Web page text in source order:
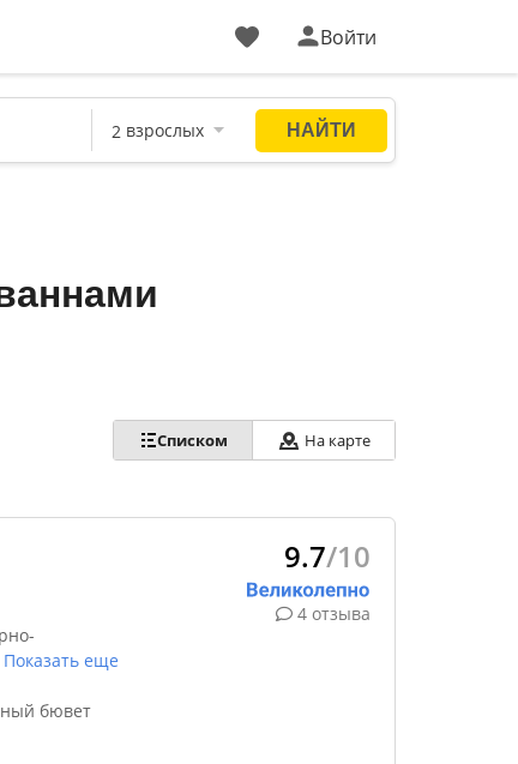
Войти
Списком На карте
Показать еще
бювет
9.7/10
4 отзыва